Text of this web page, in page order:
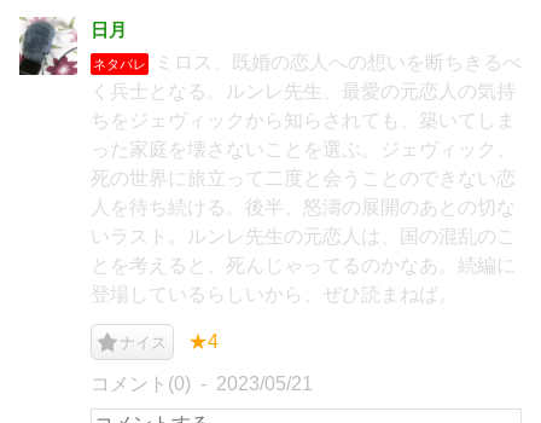
日月
ネタバレ
ミロス、既婚の恋人への想いを断ちきるべ
く兵士となる。ルンレ先生、最愛の元恋人の気持
ちをジェヴィックから知らされても、築いてしま
った家庭を壊さないことを選ぶ。ジェヴィック、
死の世界に旅立って二度と会うことのできない恋
人を待ち続ける。後半、怒濤の展開のあとの切な
いラスト。ルンレ先生の元恋人は、国の混乱のこ
とを考えると、死んじゃってるのかなあ。続編に
登場しているらしいから、ぜひ読まねば。
ナイス ★4
コメント(0) 2023/05/21